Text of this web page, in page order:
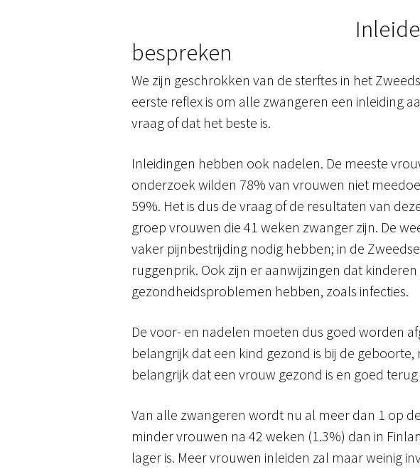
bespreken
We zijn geschrokken van de sterftes in het
eerste reflex is om alle zwangeren een inleiding
vraag of dat het beste is.
Inleidingen hebben ook nadelen. De meeste
onderzoek wilden 78% van vrouwen niet
59%. Het is dus de vraag of de resultaten van
groep vrouwen die 41 weken zwanger zijn. De
vaker pijnbestrijding nodig hebben; in de
ruggenprik. Ook zijn er aanwijzingen dat
gezondheidsproblemen hebben, zoals infecties.
De voor- en nadelen moeten dus goed worden
belangrijk dat een kind gezond is bij de
belangrijk dat een vrouw gezond is en goed
Van alle zwangeren wordt nu al meer dan 1 op
minder vrouwen na 42 weken (1.3%) dan in
lager is. Meer vrouwen inleiden zal maar weinig